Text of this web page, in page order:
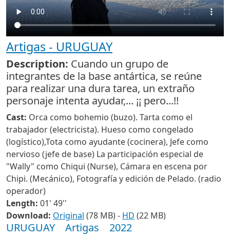
Artigas - URUGUAY
Description: Cuando un grupo de
integrantes de la base antártica, se reúne
para realizar una dura tarea, un extraño
personaje intenta ayudar,... ¡¡ pero...!!
Cast: Orca como bohemio (buzo). Tarta como el
trabajador (electricista). Hueso como congelado
(logístico),Tota como ayudante (cocinera), Jefe como
nervioso (jefe de base) La participación especial de
"Wally" como Chiqui (Nurse), Cámara en escena por
Chipi. (Mecánico), Fotografía y edición de Pelado. (radio
operador)
Length: 01' 49''
Download: Original (78 MB) - HD (22 MB)
URUGUAY Artigas
2022